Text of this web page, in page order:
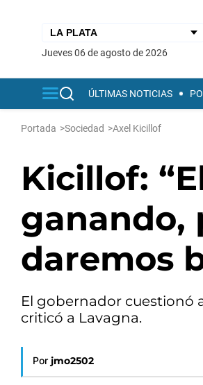
jueves 06 de agosto de 2026
ÚLTIMAS NOTICIAS
Portada >Sociedad >Axel Kicillof
Kicillof:
ganando,
daremos
El gobernador cuestionó
criticó a Lavagna.
Por jmo2502